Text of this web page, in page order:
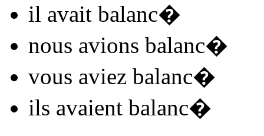
il avait balanc�
nous avions balanc�
vous aviez balanc�
ils avaient balanc�